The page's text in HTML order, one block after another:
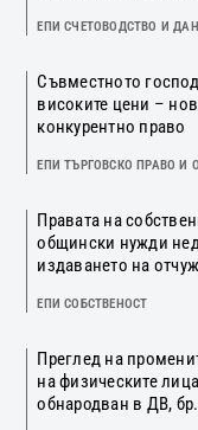
ЕПИ СЧЕТОВОДСТВО И
Съвместното
високите цени –
конкурентно право
ЕПИ ТЪРГОВСКО ПРАВО И
Правата на
общински нужди
издаването на
ЕПИ СОБСТВЕНОСТ
Преглед на
на физическите
обнародван в ДВ,